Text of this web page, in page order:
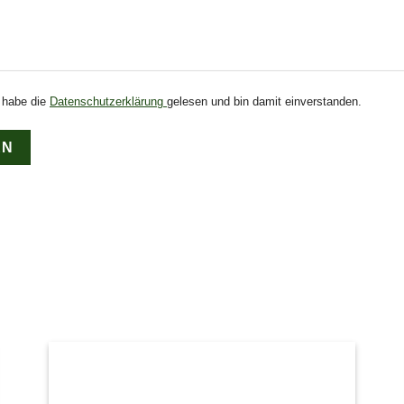
die Datenschutzerklärung gelesen und bin damit einverstanden.